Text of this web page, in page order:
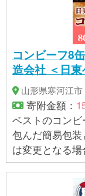
コンビーフ8
造会社 ＜日
山形県寒河江市
寄附金額：
ベストのコンビーフ
包んだ簡易包
は変更となる場合ござい
ーストラリア
む）、ゼラチ